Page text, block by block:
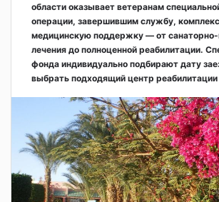
области оказывает ветеранам
операции, завершившим службу,
медицинскую поддержку — от санаторно-
лечения до полноценной реабилитации.
фонда индивидуально подбирают дату
выбрать подходящий центр